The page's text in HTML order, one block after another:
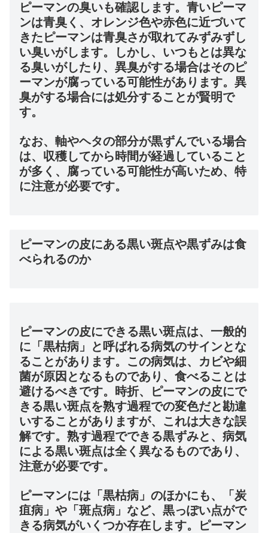
ピーマンの臭いも確認します。青いピーマ
ンは青臭く、オレンジ色や赤色に近づいて
きたピーマンは青臭さが取れてみずみずし
い臭いがします。しかし、いつもとは異な
る臭いがしたり、異臭がする場合はそのピ
ーマンが腐っている可能性があります。異
臭がする場合には処分することが賢明で
す。
なお、軸やヘタの部分が黒ずんでいる場合
は、収穫してから時間が経過していること
が多く、腐っている可能性が高いため、特
に注意が必要です。
ピーマンの皮にある黒い斑点や黒ずみは食
べられるのか
ピーマンの皮にできる黒い斑点は、一般的
に「黒枯病」と呼ばれる病気のサインとな
ることがあります。この病気は、カビや細
菌が原因となるものであり、食べることは
避けるべきです。時折、ピーマンの皮にで
きる黒い斑点を熟す過程での変色だと勘違
いすることがありますが、これは大きな誤
解です。熟す過程でできる黒ずみと、病気
による黒い斑点は全く異なるものであり、
注意が必要です。
ピーマンには「黒枯病」のほかにも、「炭
疽病」や「斑点病」など、黒っぽい点がで
きる病気がいくつか存在します。ピーマン